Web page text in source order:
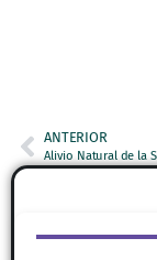
ANTERIOR